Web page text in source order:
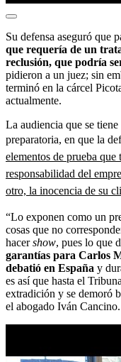
Su defensa aseguró que
que requería de un
reclusión, que podría
pidieron a un juez; sin
terminó en la cárcel
actualmente.
La audiencia que se
preparatoria, en que la
elementos de prueba
responsabilidad del
otro, la inocencia de su
“Lo exponen como un
cosas que no
hacershow, pues lo que
garantías para Carlos
debatió en España y
es así que hasta el
extradición y se demoró
el abogado Iván Cancino.